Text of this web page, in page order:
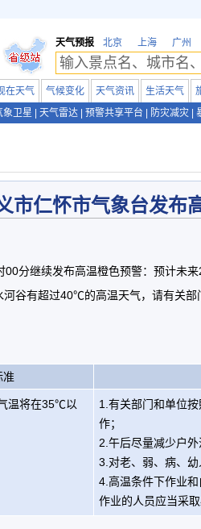
天气预报 北京 上海 广州
在天气 气候变化 天气资讯 生活天气
象卫星 天气雷达 预警共享平台 防灾减灾
市仁怀市气象台发布
00分继续发布高温橙色预警：预计未
谷有超过40℃的高温天气，请有关部
准
温将在35℃以
1.有关部门和单位
作；
2.午后尽量减少户
3.对老、弱、病、
4.高温条件下作业
作业的人员应当采